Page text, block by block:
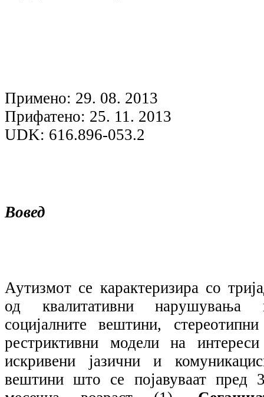
Примено: 29. 08. 2013
Прифатено: 25. 11. 2013
UDK: 616.896-053.2
Вовед
Аутизмот се карактеризира со
од квалитативни нарушувања
социјалните вештини,
рестриктивни модели на
искривени јазични и
вештини што се појавуваат пред